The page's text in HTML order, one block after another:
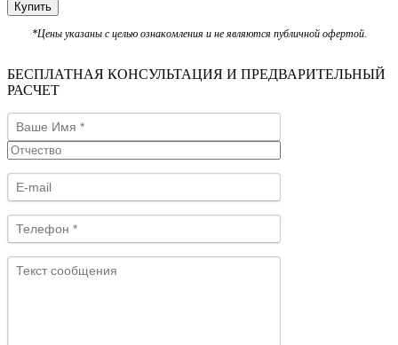
Купить
*Цены указаны с целью ознакомления и не являются публичной офертой.
БЕСПЛАТНАЯ КОНСУЛЬТАЦИЯ И ПРЕДВАРИТЕЛЬНЫЙ
РАСЧЕТ